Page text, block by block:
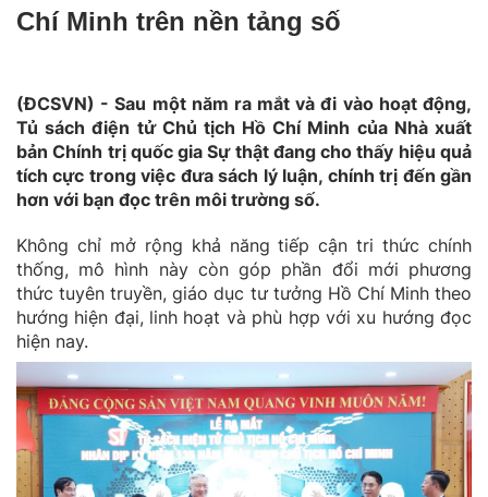
Chí Minh trên nền tảng số
(ĐCSVN) - Sau một năm ra mắt và đi vào hoạt động,
Tủ sách điện tử Chủ tịch Hồ Chí Minh của Nhà xuất
bản Chính trị quốc gia Sự thật đang cho thấy hiệu quả
tích cực trong việc đưa sách lý luận, chính trị đến gần
hơn với bạn đọc trên môi trường số.
Không chỉ mở rộng khả năng tiếp cận tri thức chính
thống, mô hình này còn góp phần đổi mới phương
thức tuyên truyền, giáo dục tư tưởng Hồ Chí Minh theo
hướng hiện đại, linh hoạt và phù hợp với xu hướng đọc
hiện nay.